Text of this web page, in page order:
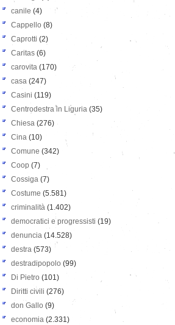
canile (4)
Cappello (8)
Caprotti (2)
Caritas (6)
carovita (170)
casa (247)
Casini (119)
Centrodestra in Liguria (35)
Chiesa (276)
Cina (10)
Comune (342)
Coop (7)
Cossiga (7)
Costume (5.581)
criminalità (1.402)
democratici e progressisti (19)
denuncia (14.528)
destra (573)
destradipopolo (99)
Di Pietro (101)
Diritti civili (276)
don Gallo (9)
economia (2.331)